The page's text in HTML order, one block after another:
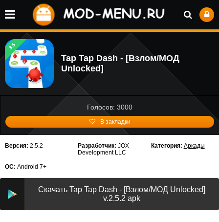
3.5
Tap Tap Dash - [Взлом/МОД
Unlocked]
Голосов: 3000
В закладки
Версия: 2.5.2 Разработчик: JOX
Development LLC
Категория: Аркады
ОС: Android 7+
Скачать Tap Tap Dash - [Взлом/МОД Unlocked]
v.2.5.2 apk